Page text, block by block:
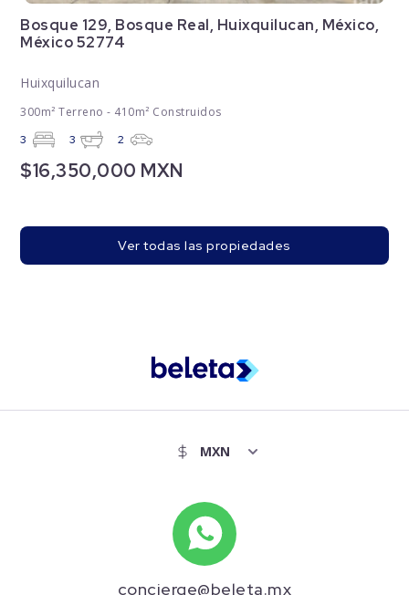
Bosque 129, Bosque Real, Huixquilucan, México,
México 52774
Huixquilucan
300m² Terreno - 410m² Construidos
3 3 2
$16,350,000 MXN
Ver todas las propiedades
concierge@beleta.mx